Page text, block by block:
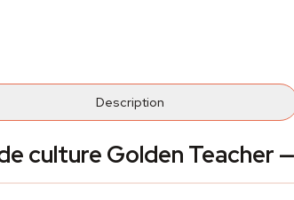
Description
culture Golden Teacher